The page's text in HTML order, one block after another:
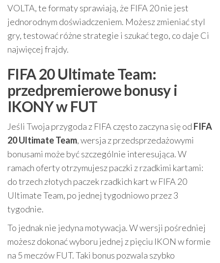
VOLTA, te formaty sprawiają, że FIFA 20 nie jest
jednorodnym doświadczeniem. Możesz zmieniać styl
gry, testować różne strategie i szukać tego, co daje Ci
najwięcej frajdy.
FIFA 20 Ultimate Team:
przedpremierowe bonusy i
IKONY w FUT
Jeśli Twoja przygoda z FIFA często zaczyna się od FIFA
20 Ultimate Team, wersja z przedsprzedażowymi
bonusami może być szczególnie interesująca. W
ramach oferty otrzymujesz paczki z rzadkimi kartami:
do trzech złotych paczek rzadkich kart w FIFA 20
Ultimate Team, po jednej tygodniowo przez 3
tygodnie.
To jednak nie jedyna motywacja. W wersji pośredniej
możesz dokonać wyboru jednej z pięciu IKON w formie
na 5 meczów FUT. Taki bonus pozwala szybko